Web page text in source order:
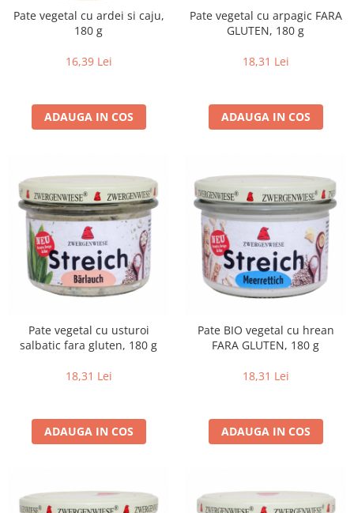
Seminte bio din plante oleaginoase
Seminte bio pentru germinat
Inghetata bio si decoratiuni
Antipasti bio
Masline bio
Pesto bio
Musli si terci
Fulgi din cereale bio
Musli bio
Orez bio si leguminoase
Legume bio
Legume bio in conserva
Paste bio din emmer
Paste bio fara gluten
Pate vegetal cu ardei si caju,
180 g
16,39 Lei
ADAUGA IN COS
Pate vegetal cu arpagic FARA
GLUTEN, 180 g
18,31 Lei
ADAUGA IN COS
Pate vegetal cu usturoi
salbatic fara gluten, 180 g
18,31 Lei
ADAUGA IN COS
Pate BIO vegetal cu hrean
FARA GLUTEN, 180 g
18,31 Lei
ADAUGA IN COS